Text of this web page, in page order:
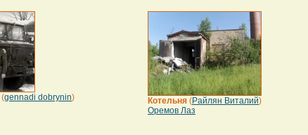
(gennadi dobrynin)
Котельня (Райлян Виталий)
Оремов Лаз